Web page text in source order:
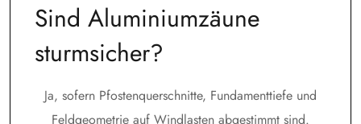
Sind Aluminiumzäune
sturmsicher?
Ja, sofern Pfostenquerschnitte, Fundamenttiefe und
Feldgeometrie auf Windlasten abgestimmt sind.